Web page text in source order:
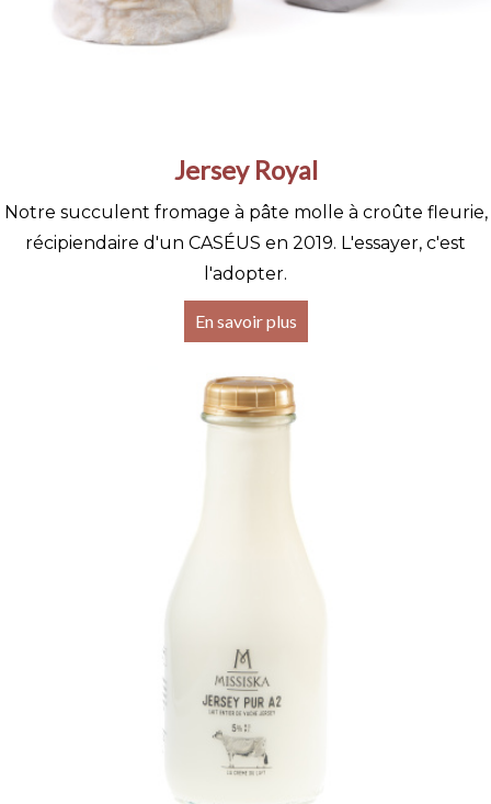
Jersey Royal
Notre succulent fromage à pâte molle à croûte fleurie,
récipiendaire d'un CASÉUS en 2019. L'essayer, c'est
l'adopter.
En savoir plus